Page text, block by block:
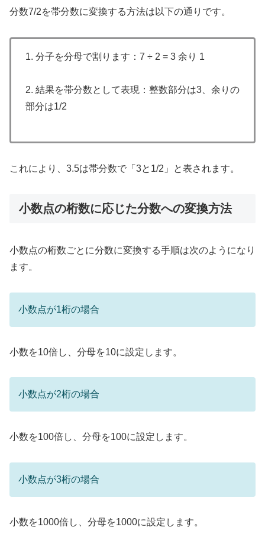
分数7/2を帯分数に変換する方法は以下の通りです。
1. 分子を分母で割ります：7 ÷ 2 = 3 余り 1
2. 結果を帯分数として表現：整数部分は3、余りの
部分は1/2
これにより、3.5は帯分数で「3と1/2」と表されます。
小数点の桁数に応じた分数への変換方法
小数点の桁数ごとに分数に変換する手順は次のようになり
ます。
小数点が1桁の場合
小数を10倍し、分母を10に設定します。
小数点が2桁の場合
小数を100倍し、分母を100に設定します。
小数点が3桁の場合
小数を1000倍し、分母を1000に設定します。